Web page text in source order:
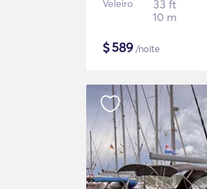
Veleiro
33 ft
10 m
$589/noite